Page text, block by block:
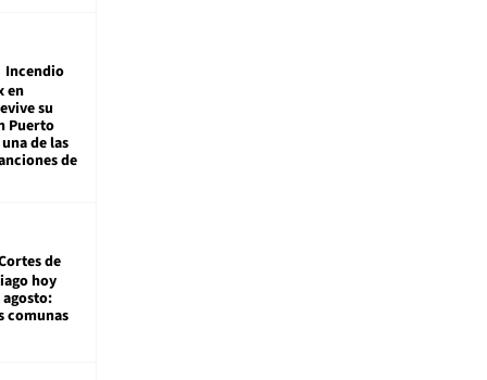
Incendio
en
su
Puerto
de las
de
de
hoy
agosto:
comunas